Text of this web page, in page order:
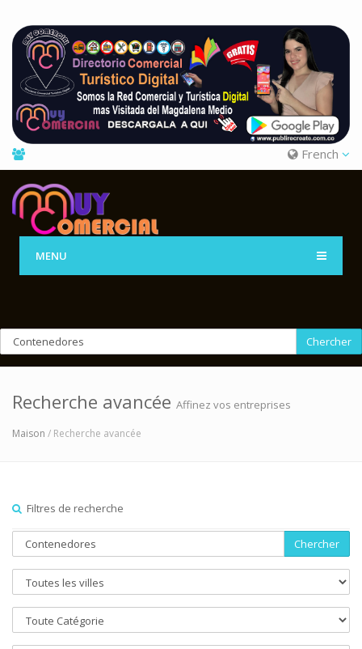
French
MENU
Chercher
Recherche avancée Affinez vos entreprises
Maison / Recherche avancée
Filtres de recherche
Chercher